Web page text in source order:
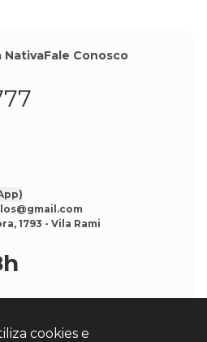
NativaFale Conosco
1793 - Vila Rami
cookies e